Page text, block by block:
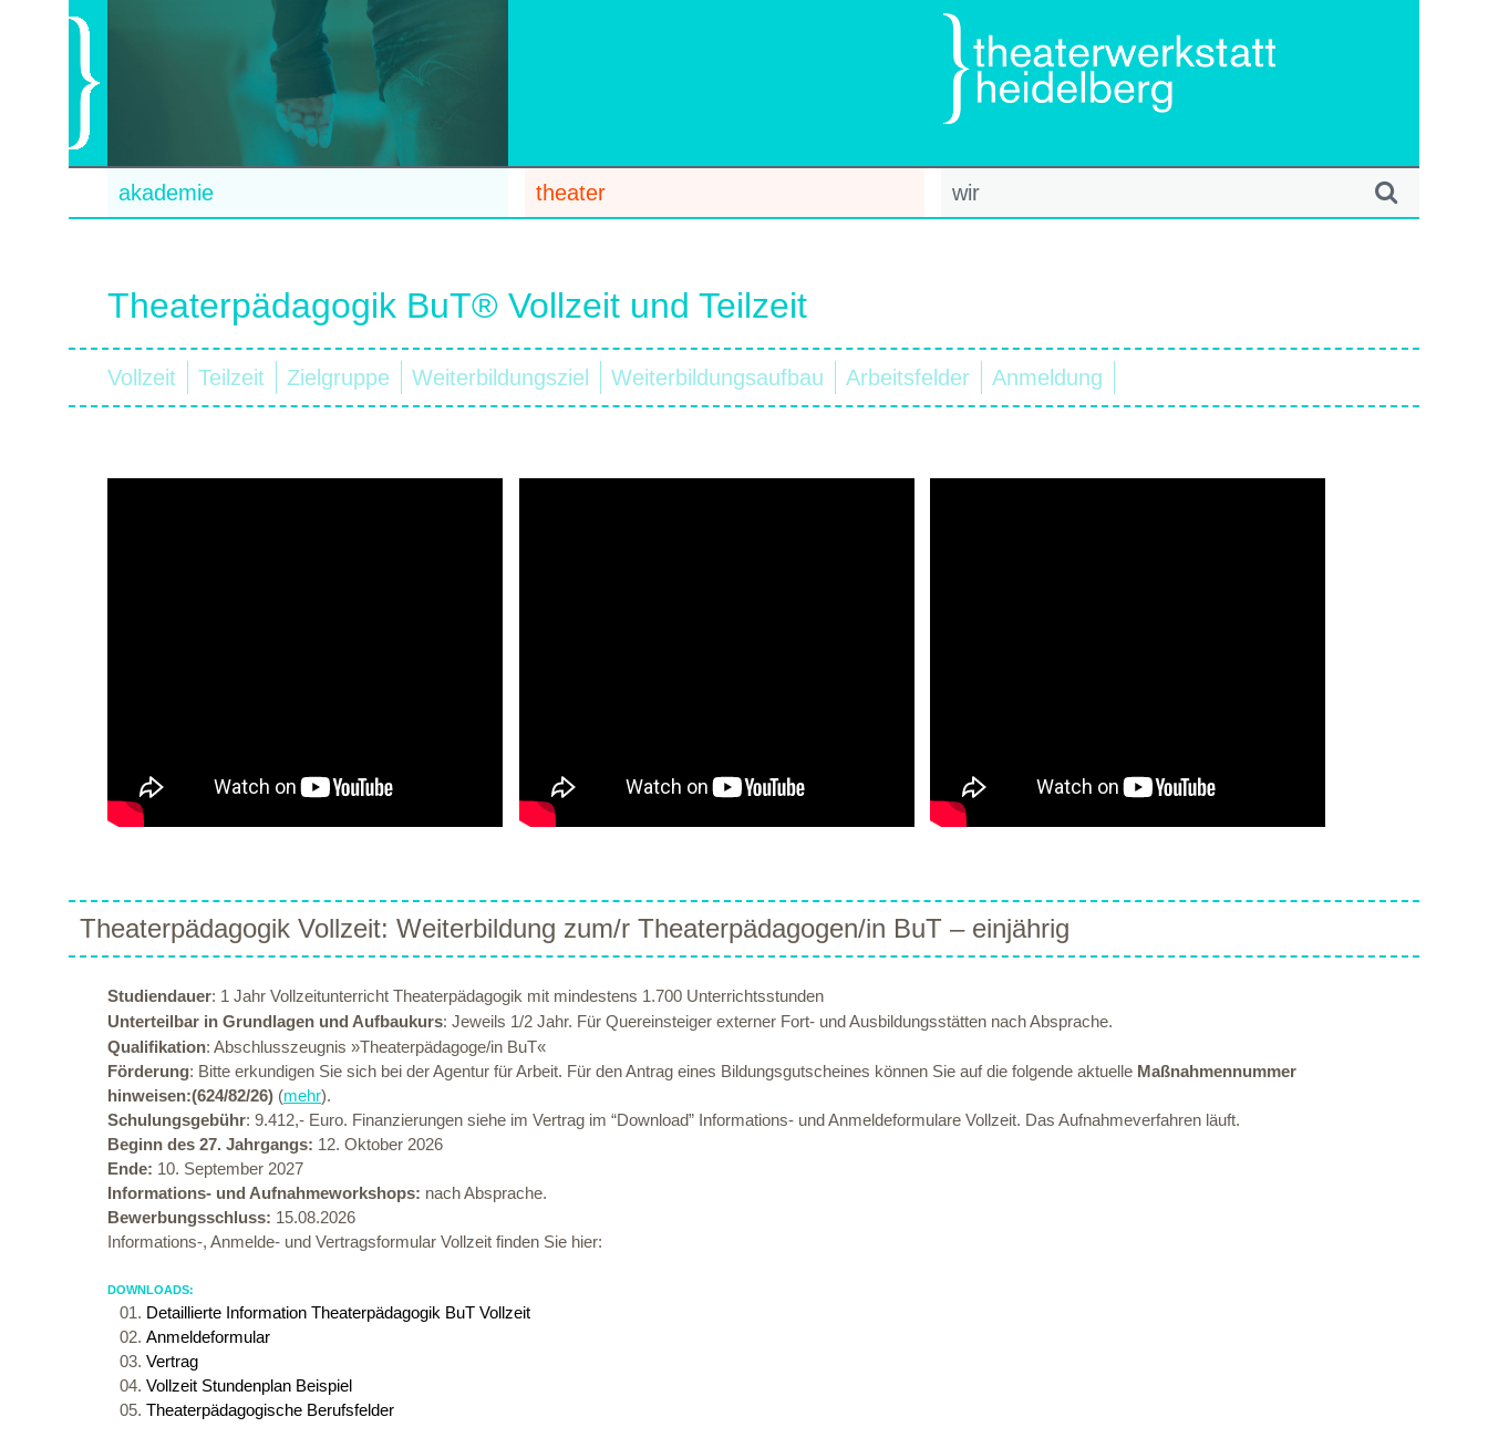
akademie theater wir
Theaterpädagogik BuT® Vollzeit und Teilzeit
Vollzeit Teilzeit Zielgruppe Weiterbildungsziel Weiterbildungsaufbau Arbeitsfelder Anmeldung
Theaterpädagogik Vollzeit: Weiterbildung zum/r Theaterpädagogen/in BuT – einjährig
Studiendauer: 1 Jahr Vollzeitunterricht Theaterpädagogik mit mindestens 1.700 Unterrichtsstunden
Unterteilbar in Grundlagen und Aufbaukurs: Jeweils 1/2 Jahr. Für Quereinsteiger externer Fort- und Ausbildungsstätten nach Absprache.
Qualifikation: Abschlusszeugnis »Theaterpädagoge/in BuT«
Förderung: Bitte erkundigen Sie sich bei der Agentur für Arbeit. Für den Antrag eines Bildungsgutscheines können Sie auf die folgende aktuelle Maßnahmennummer
hinweisen:(624/82/26) (mehr).
Schulungsgebühr: 9.412,- Euro. Finanzierungen siehe im Vertrag im “Download” Informations- und Anmeldeformulare Vollzeit. Das Aufnahmeverfahren läuft.
Beginn des 27. Jahrgangs: 12. Oktober 2026
Ende: 10. September 2027
Informations- und Aufnahmeworkshops: nach Absprache.
Bewerbungsschluss: 15.08.2026
Informations-, Anmelde- und Vertragsformular Vollzeit finden Sie hier:
DOWNLOADS:
Detaillierte Information Theaterpädagogik BuT Vollzeit
Anmeldeformular
Vertrag
Vollzeit Stundenplan Beispiel
Theaterpädagogische Berufsfelder